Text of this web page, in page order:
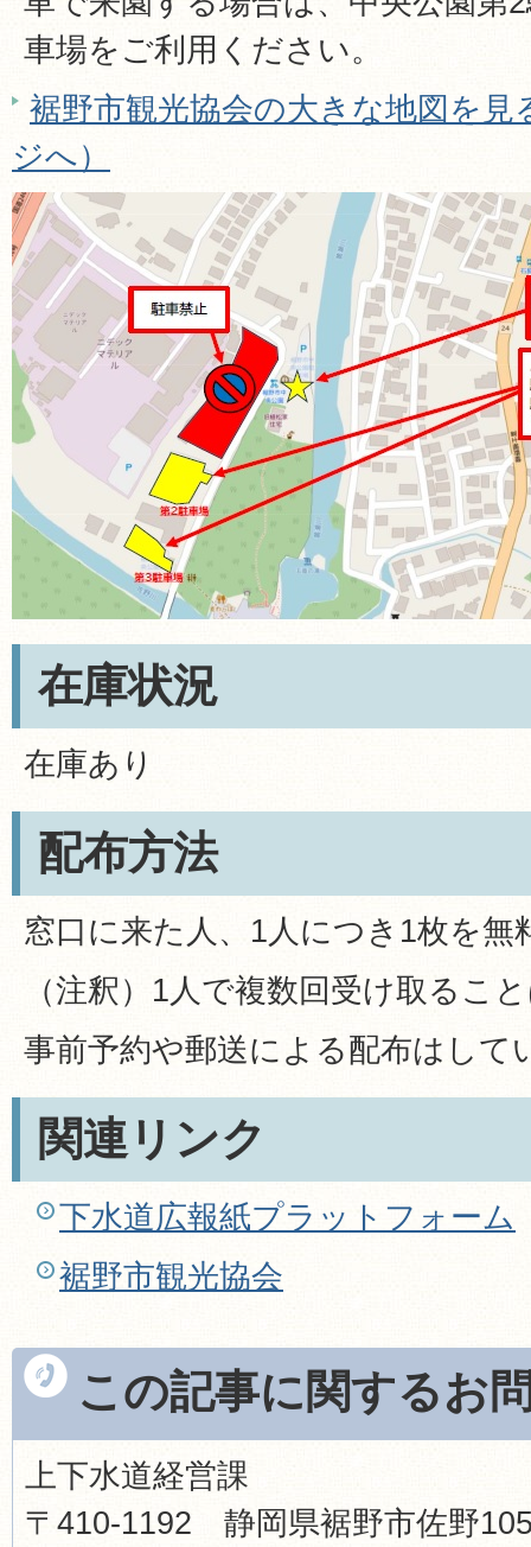
車場をご利用ください。
裾野市観光協会の大きな地図を見
ジへ）
在庫状況
在庫あり
配布方法
窓口に来た人、1人につき1枚を無
（注釈）1人で複数回受け取るこ
事前予約や郵送による配布はして
関連リンク
下水道広報紙プラットフォーム
裾野市観光協会
この記事に関するお
上下水道経営課
〒410-1192 静岡県裾野市佐野